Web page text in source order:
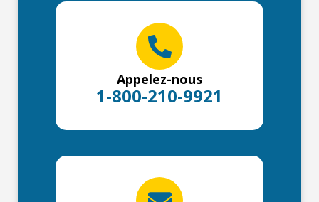
Appelez-nous
1-800-210-9921